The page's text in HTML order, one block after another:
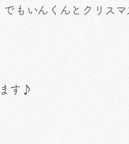
もいんくんとクリスマ
す♪